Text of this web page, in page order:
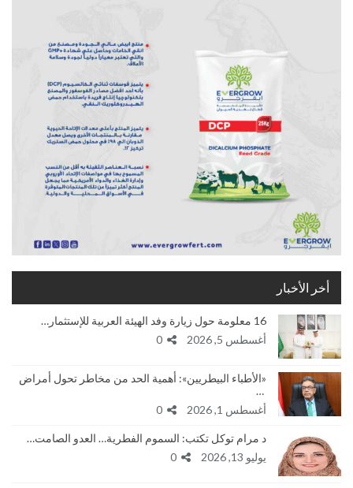
أخر الأخبار
16 معلومة حول زيارة وفد الهيئة العربية للإستثمار…
أغسطس 5, 2026
«الأطباء البيطريين»: أهمية الحد من مخاطر تحول أمراض
…
أغسطس 1, 2026
د مرام توكل تكتب: السموم الفطرية… العدو الصامت…
يوليو 13, 2026